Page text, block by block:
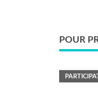
POUR